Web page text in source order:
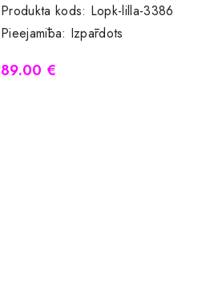
Produkta kods: Lopk-lilla-3386
Pieejamība: Izpārdots
89.00 €